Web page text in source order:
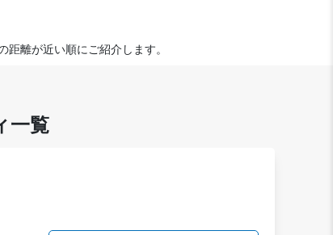
離が近い順にご紹介します。
一覧